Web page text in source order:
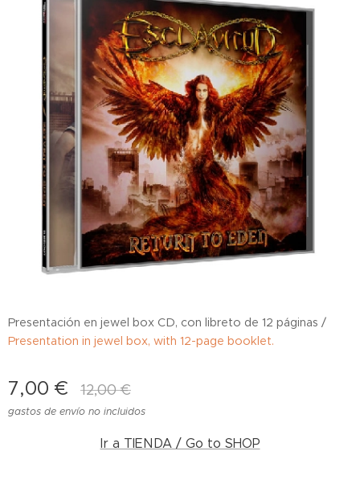
Presentación en jewel box CD, con libreto de 12 páginas /
Presentation in jewel box, with 12-page booklet.
7,00 € 12,00€
gastos de envío no incluidos
Ir a TIENDA / Go to SHOP